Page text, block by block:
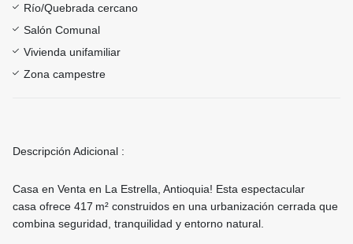
Río/Quebrada cercano
Salón Comunal
Vivienda unifamiliar
Zona campestre
Descripción Adicional :
Casa en Venta en La Estrella, Antioquia! Esta espectacular
casa ofrece 417 m² construidos en una urbanización cerrada que
combina seguridad, tranquilidad y entorno natural.